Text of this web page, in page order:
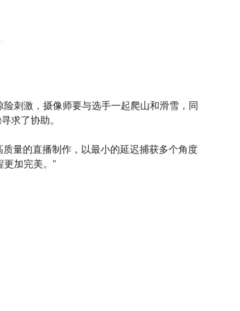
刺激，摄像师要与选手一起爬山和滑雪，同
求了协助。
量的直播制作，以最小的延迟捕获多个角度
加完美。”